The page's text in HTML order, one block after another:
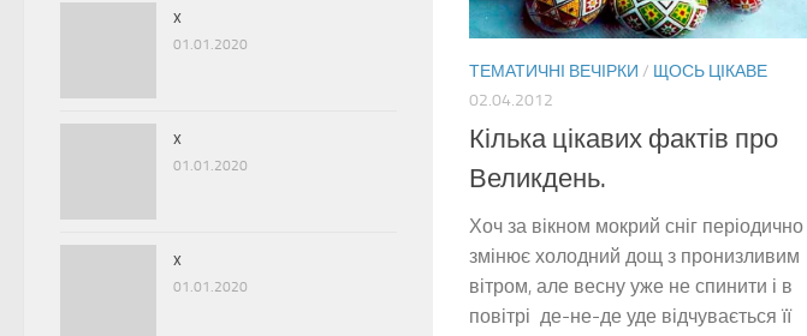
ТЕМАТИЧНІ ВЕЧІРКИ / ЩОСЬ ЦІКАВЕ
02.04.2012
Кілька цікавих фактів про
Великдень.
Хоч за вікном мокрий сніг періодично
змінює холодний дощ з пронизливим
вітром, але весну уже не спинити і в
повітрі де-не-де уде відчувається її
x
01.01.2020
x
01.01.2020
x
01.01.2020